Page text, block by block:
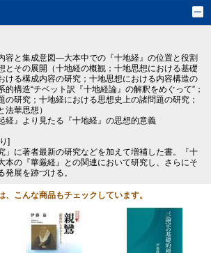
と集成意図―大本中での『十地経』の位置と役割
その展開（十地経の概観；十地思想における基礎
ける構成内容の研究；十地思想における内容構造の
構造“チベット訳『十地経論』の解釈をめぐって”；
の研究；十地経における思想史上の諸問題の研究；
華思想）
』より見たる『十地経』の思想的意義
]
」に著者最新の研究などを加えて増補した書。『十
本の『華厳経』との関連において研究し、さらにそ
展を跡づける。
、こんな商品もチェックしています。